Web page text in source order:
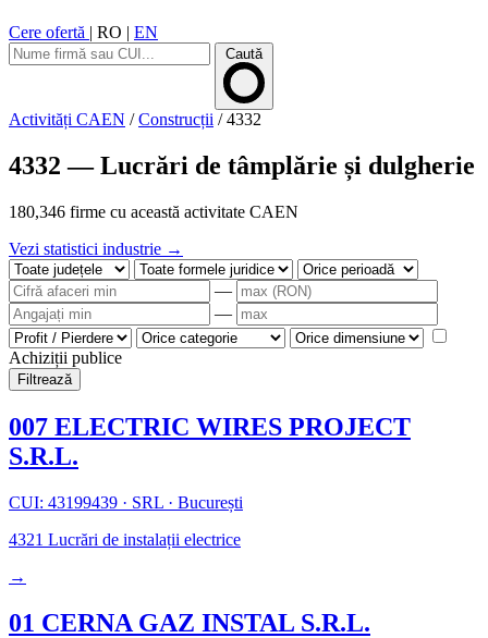
Cere ofertă | RO | EN
Caută
Activități CAEN / Construcții / 4332
4332 — Lucrări de tâmplărie și dulgherie
180,346 firme cu această activitate CAEN
Vezi statistici industrie →
—
—
Achiziții publice
Filtrează
007 ELECTRIC WIRES PROJECT
S.R.L.
CUI: 43199439 · SRL · București
4321 Lucrări de instalații electrice
→
01 CERNA GAZ INSTAL S.R.L.